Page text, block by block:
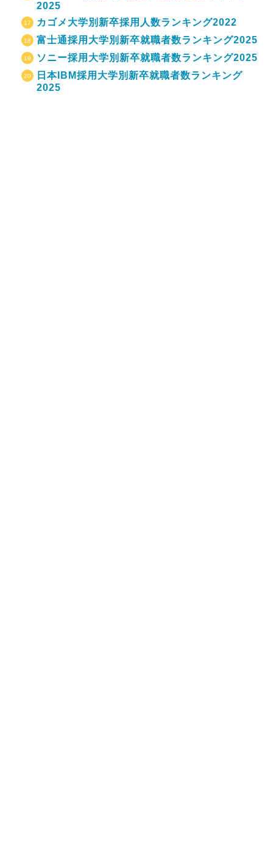
2025
カゴメ大学別新卒採用人数ランキング2022
富士通採用大学別新卒就職者数ランキング2025
ソニー採用大学別新卒就職者数ランキング2025
日本IBM採用大学別新卒就職者数ランキング
2025